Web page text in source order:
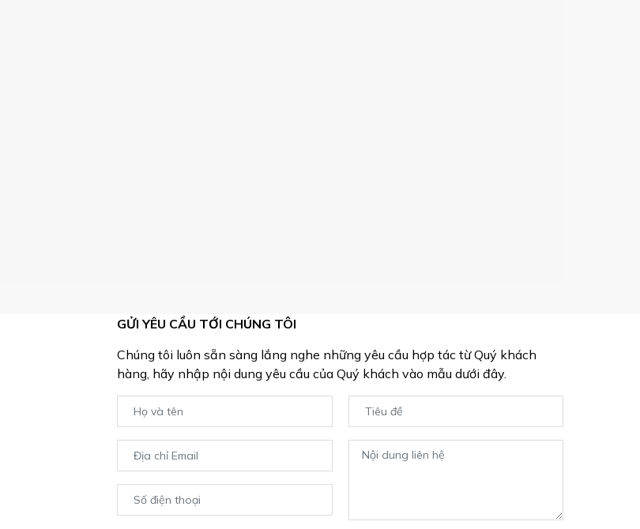
GỬI YÊU CẦU TỚI CHÚNG TÔI
Chúng tôi luôn sẵn sàng lắng nghe những yêu cầu hợp tác từ Quý khách
hàng, hãy nhập nội dung yêu cầu của Quý khách vào mẫu dưới đây.